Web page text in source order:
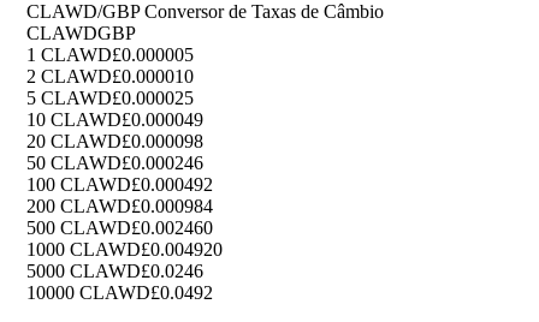
CLAWD/GBP Conversor de Taxas de Câmbio
CLAWDGBP
1 CLAWD£0.000005
2 CLAWD£0.000010
5 CLAWD£0.000025
10 CLAWD£0.000049
20 CLAWD£0.000098
50 CLAWD£0.000246
100 CLAWD£0.000492
200 CLAWD£0.000984
500 CLAWD£0.002460
1000 CLAWD£0.004920
5000 CLAWD£0.0246
10000 CLAWD£0.0492